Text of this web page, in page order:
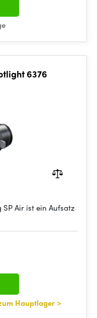
6376
Air ist ein Aufsatz
Hauptlager >